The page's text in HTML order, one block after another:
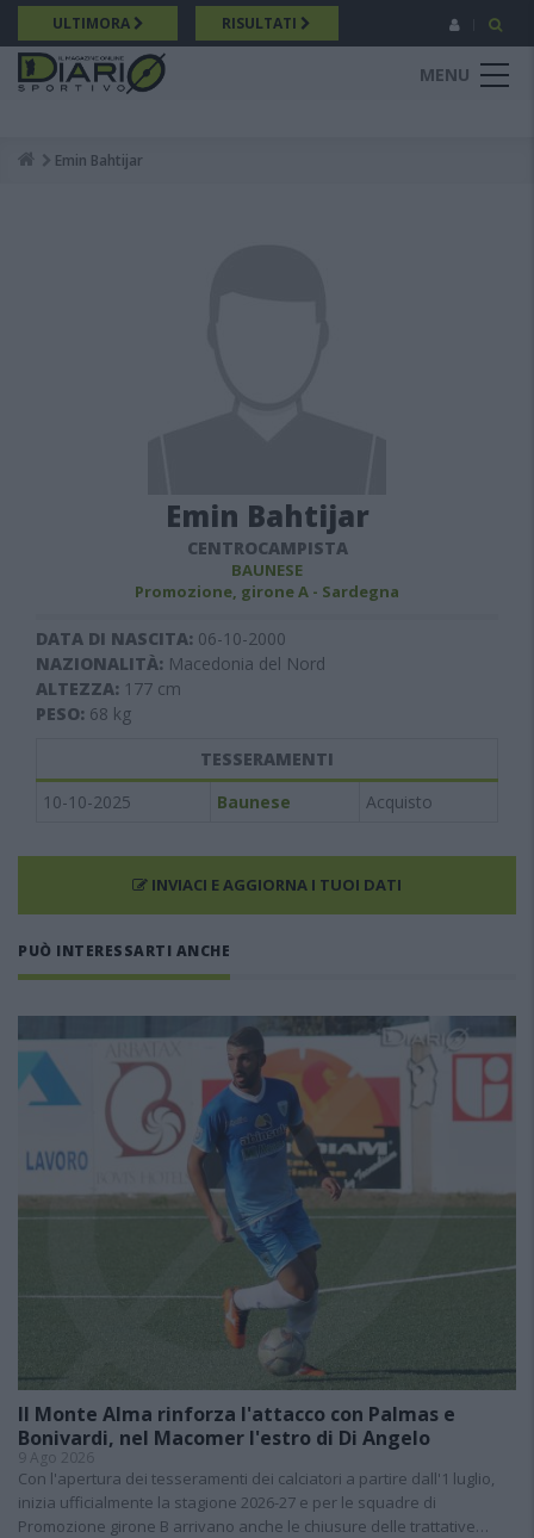
Salta
al
contenuto
principale
ULTIMORA RISULTATI
MENU
Breadcrumb
Emin Bahtijar
Emin Bahtijar
CENTROCAMPISTA
BAUNESE
Promozione, girone A - Sardegna
DATA DI NASCITA: 06-10-2000
NAZIONALITÀ: Macedonia del Nord
ALTEZZA: 177 cm
PESO: 68 kg
TESSERAMENTI
10-10-2025
Baunese Acquisto
INVIACI E AGGIORNA I TUOI DATI
PUÒ INTERESSARTI ANCHE
Il Monte Alma rinforza l'attacco con Palmas e
Bonivardi, nel Macomer l'estro di Di Angelo
9 Ago 2026
Con l'apertura dei tesseramenti dei calciatori a partire dall'1 luglio,
inizia ufficialmente la stagione 2026-27 e per le squadre di
Promozione girone B arrivano anche le chiusure delle trattative…